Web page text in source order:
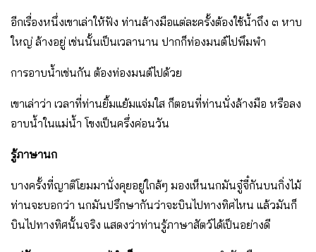
อีกเรื่องหนึ่งเขาเล่าให้ฟัง ท่านล้างมือแต่ละครั้งต้องใช้น้ําถึง ๓ หาบ
ใหญ่ ล้างอยู่ เช่นนั้นเป็นเวลานาน ปากก็ท่องมนต์ไปพึมพํา
การอาบน้ําเช่นกัน ต้องท่องมนต์ไปด้วย
เขาเล่าว่า เวลาที่ท่านยิ้มแย้มแจ่มใส ก็ตอนที่ท่านนั่งล้างมือ หรือลง
อาบน้ําในแม่น้ํา โขงเป็นครึ่งค่อนวัน
รู้ภาษานก
บางครั้งที่ญาติโยมมานั่งคุยอยู่ใกล้ๆ มองเห็นนกมันจู๋จี๋กันบนกิ่งไม้
ท่านจะบอกว่า นกมันปรึกษากันว่าจะบินไปทางทิศไหน แล้วมันก็
บินไปทางทิศนั้นจริง แสดงว่าท่านรู้ภาษาสัตว์ได้เป็นอย่างดี